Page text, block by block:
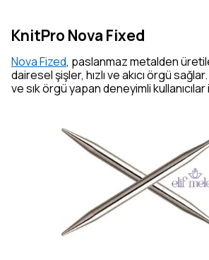
KnitPro Nova Fixed
Nova Fized, paslanmaz metalden
dairesel şişler, hızlı ve akıcı örgü
ve sık örgü yapan deneyimli